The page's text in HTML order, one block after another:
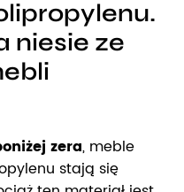
niesie ze
zera, meble
stają się